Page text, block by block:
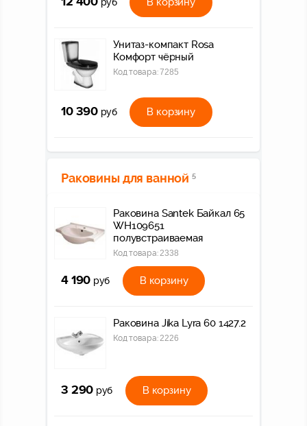
руб
Унитаз-компакт Rosa
Комфорт чёрный
Код товара:7285
10 390 руб В корзину
Раковины для ванной 5
Раковина Santek Байкал 65
WH109651
полувстраиваемая
Код товара:2338
4 190 руб В корзину
Раковина Jika Lyra 60 1427.2
Код товара:2226
3 290 руб В корзину